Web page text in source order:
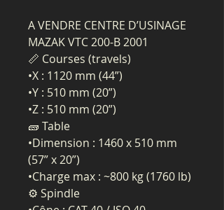
A VENDRE CENTRE D’USINAGE
MAZAK VTC 200-B 2001
📏 Courses (travels)
•X : 1120 mm (44”)
•Y : 510 mm (20”)
•Z : 510 mm (20”)
🧱 Table
•Dimension : 1460 x 510 mm
(57” x 20”)
•Charge max : ~800 kg (1760 lb)
⚙️ Spindle